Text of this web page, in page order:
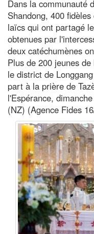
Dans la communauté
Shandong, 400
laïcs qui ont partagé
obtenues par
deux catéchumènes
Plus de 200 jeunes
le district de
part à la prière de
l'Espérance,
(NZ) (Agence Fides